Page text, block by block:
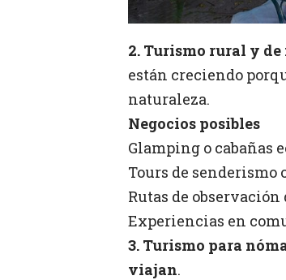
2. Turismo rural y
están creciendo
naturaleza.
Negocios posibles
Glamping o cabañas
Tours de senderismo
Rutas de
Experiencias en
3. Turismo para
viajan.